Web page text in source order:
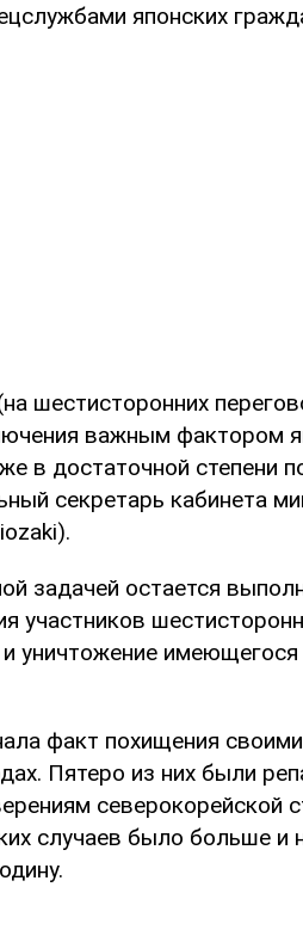
японских
шестисторонних
важным фактором
в достаточной степени
секретарь кабинета
задачей остается
участников
уничтожение
факт похищения
Пятеро из них были
северокорейской
случаев было больше и